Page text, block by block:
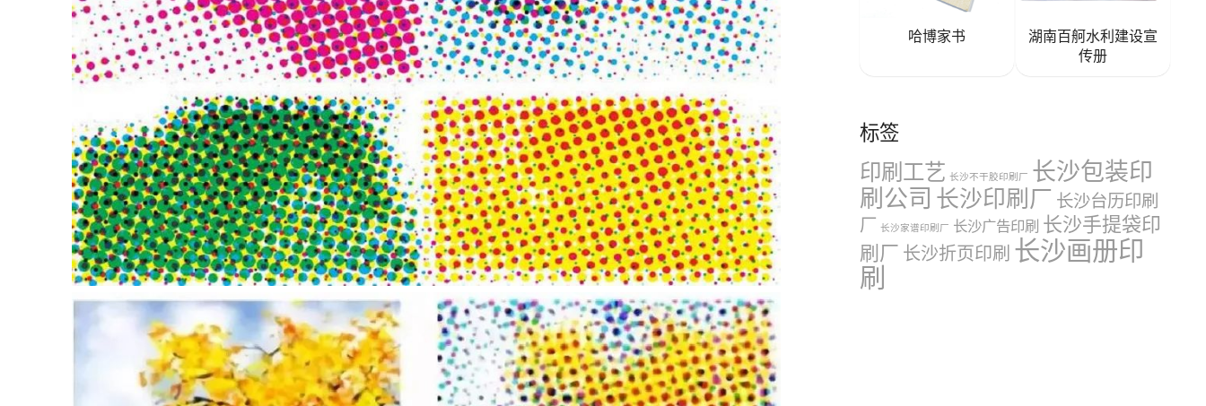
哈博家书
湖南百舸水利建设宣
传册
标签
印刷工艺 长沙不干胶印刷厂 长沙包装印
刷公司 长沙印刷厂 长沙台历印刷
厂 长沙家谱印刷厂 长沙广告印刷 长沙手提袋印
刷厂 长沙折页印刷 长沙画册印
刷